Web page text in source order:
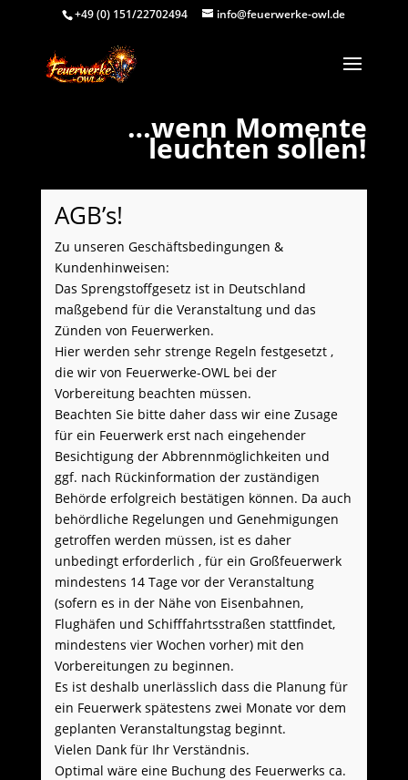
+49 (0) 151/22702494 info@feuerwerke-owl.de
…wenn Momente
leuchten sollen!
AGB’s!
Zu unseren Geschäftsbedingungen &
Kundenhinweisen:
Das Sprengstoffgesetz ist in Deutschland
maßgebend für die Veranstaltung und das
Zünden von Feuerwerken.
Hier werden sehr strenge Regeln festgesetzt ,
die wir von Feuerwerke-OWL bei der
Vorbereitung beachten müssen.
Beachten Sie bitte daher dass wir eine Zusage
für ein Feuerwerk erst nach eingehender
Besichtigung der Abbrennmöglichkeiten und
ggf. nach Rückinformation der zuständigen
Behörde erfolgreich bestätigen können. Da auch
behördliche Regelungen und Genehmigungen
getroffen werden müssen, ist es daher
unbedingt erforderlich , für ein Großfeuerwerk
mindestens 14 Tage vor der Veranstaltung
(sofern es in der Nähe von Eisenbahnen,
Flughäfen und Schifffahrtsstraßen stattfindet,
mindestens vier Wochen vorher) mit den
Vorbereitungen zu beginnen.
Es ist deshalb unerlässlich dass die Planung für
ein Feuerwerk spätestens zwei Monate vor dem
geplanten Veranstaltungstag beginnt.
Vielen Dank für Ihr Verständnis.
Optimal wäre eine Buchung des Feuerwerks ca.